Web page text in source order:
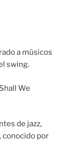
a músicos
swing.
We
de jazz,
conocido por